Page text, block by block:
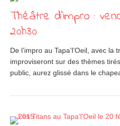
Théâtre d’impro :
20h30
De l’impro au Tapa’l’Oeil, avec
improviseront sur des thèmes
public, aurez glissé dans le